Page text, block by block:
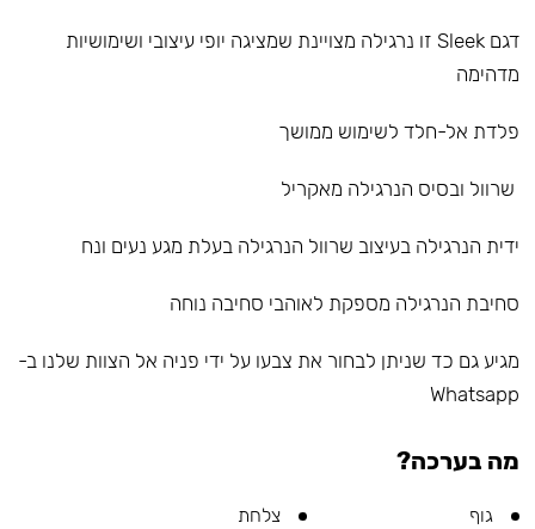
דגם Sleek זו נרגילה מצויינת שמציגה יופי עיצובי ושימושיות
מדהימה
פלדת אל-חלד לשימוש ממושך
שרוול ובסיס הנרגילה מאקריל
ידית הנרגילה בעיצוב שרוול הנרגילה בעלת מגע נעים ונח
סחיבת הנרגילה מספקת לאוהבי סחיבה נוחה
מגיע גם כד שניתן לבחור את צבעו על ידי פניה אל הצוות שלנו ב-
Whatsapp
מה בערכה?
גוף
צלחת